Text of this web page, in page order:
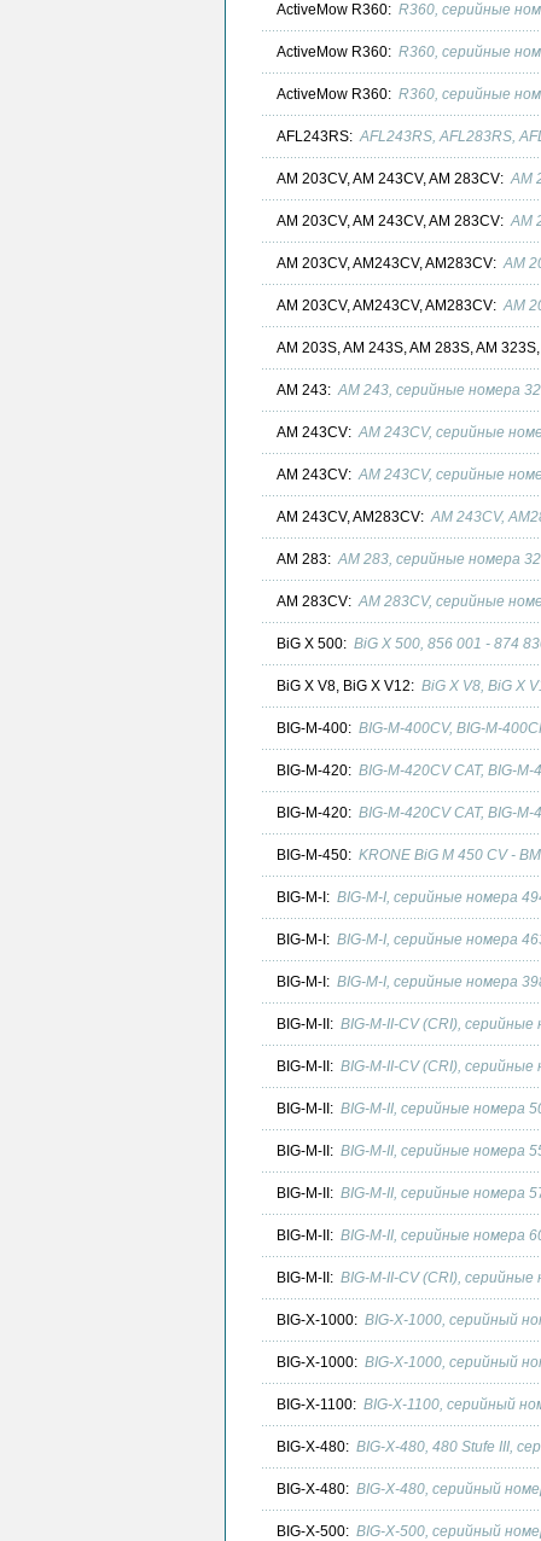
ActiveMow R360: R360, серийные
ActiveMow R360: R360, серийные
ActiveMow R360: R360, серийные
AFL243RS:AFL243RS, AFL283RS,
AM 203CV, AM 243CV, AM 283CV:AM
AM 203CV, AM 243CV, AM 283CV:AM
AM 203CV, AM243CV, AM283CV:AM
AM 203CV, AM243CV, AM283CV:AM
AM 203S, AM 243S, AM 283S, AM
AM 243:AM 243, серийные номера
AM 243CV:AM 243CV, серийные
AM 243CV:AM 243CV, серийные
AM 243CV, AM283CV:AM 243CV,
AM 283:AM 283, серийные номера
AM 283CV:AM 283CV, серийные
BiG X 500: BiG X 500, 856 001 - 874
BiG X V8, BiG X V12: BiG X V8, BiG X
BIG-M-400: BIG-M-400CV, BIG-M-
BIG-M-420: BIG-M-420CV CAT, BIG-
BIG-M-420: BIG-M-420CV CAT, BIG-
BIG-M-450: KRONE BiG M 450 CV -
BIG-M-I: BIG-M-I, серийные номера
BIG-M-I: BIG-M-I, серийные номера
BIG-M-I: BIG-M-I, серийные номера
BIG-M-II: BIG-M-II-CV (CRI),
BIG-M-II: BIG-M-II-CV (CRI),
BIG-M-II: BIG-M-II, серийные номера
BIG-M-II: BIG-M-II, серийные номера
BIG-M-II: BIG-M-II, серийные номера
BIG-M-II: BIG-M-II, серийные номера
BIG-M-II: BIG-M-II-CV (CRI),
BIG-X-1000: BIG-X-1000, серийный
BIG-X-1000: BIG-X-1000, серийный
BIG-X-1100: BIG-X-1100, серийный
BIG-X-480: BIG-X-480, 480 Stufe III,
BIG-X-480: BIG-X-480, серийный
BIG-X-500: BIG-X-500, серийный